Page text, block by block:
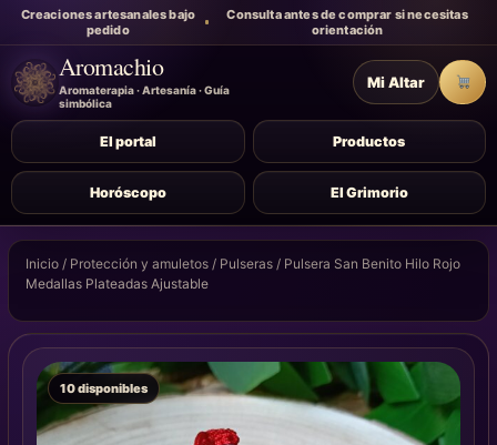
Creaciones artesanales bajo
pedido
Consulta antes de comprar si necesitas
orientación
Aromachio
Aromaterapia · Artesanía · Guía
simbólica
El portal Productos
Horóscopo El Grimorio
Mi Altar
Inicio / Protección y amuletos / Pulseras / Pulsera San Benito Hilo Rojo
Medallas Plateadas Ajustable
10 disponibles